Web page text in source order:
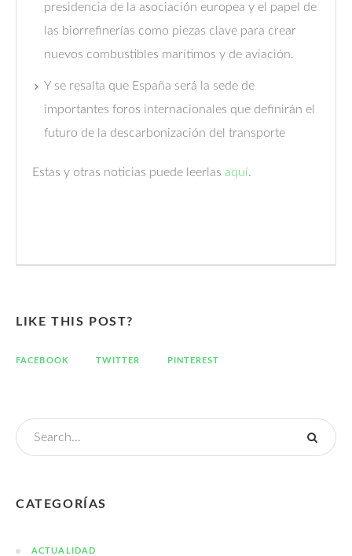
presidencia de la asociación europea y el papel de
las biorrefinerías como piezas clave para crear
nuevos combustibles marítimos y de aviación.
Y se resalta que España será la sede de
importantes foros internacionales que definirán el
futuro de la descarbonización del transporte
Estas y otras noticias puede leerlas aquí.
LIKE THIS POST?
FACEBOOK TWITTER PINTEREST
CATEGORÍAS
ACTUALIDAD